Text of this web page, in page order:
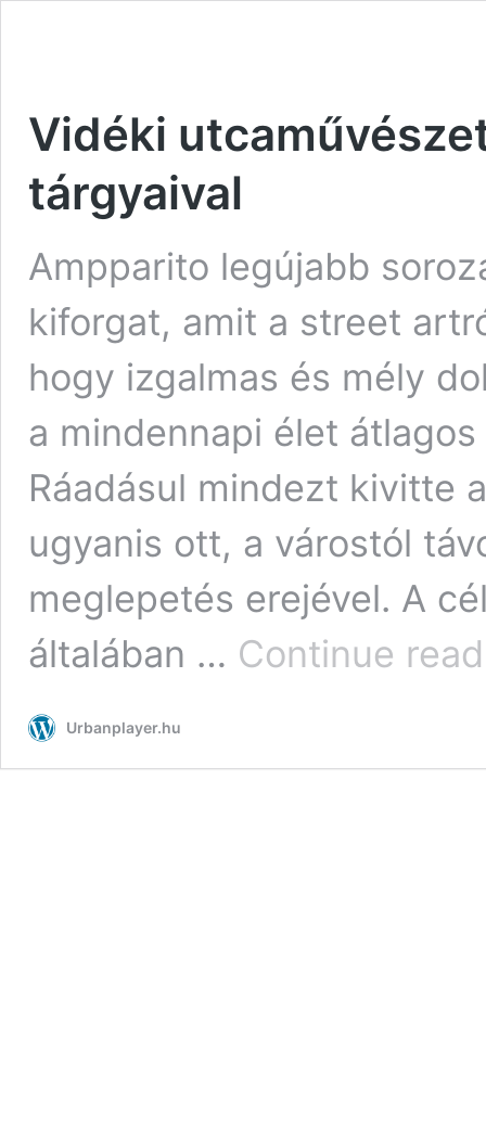
Vidéki
tárgyaival
Ampparito legújabb
kiforgat, amit a street
hogy izgalmas és mély
a mindennapi élet
Ráadásul mindezt kivitte
ugyanis ott, a várostól
meglepetés erejével. A
általában … Continue
Urbanplayer.hu